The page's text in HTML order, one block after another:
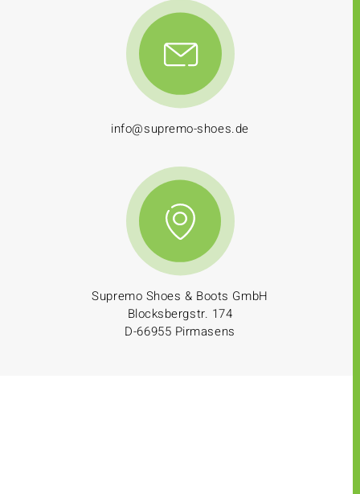
info@supremo-shoes.de
Supremo Shoes & Boots GmbH
Blocksbergstr. 174
D-66955 Pirmasens